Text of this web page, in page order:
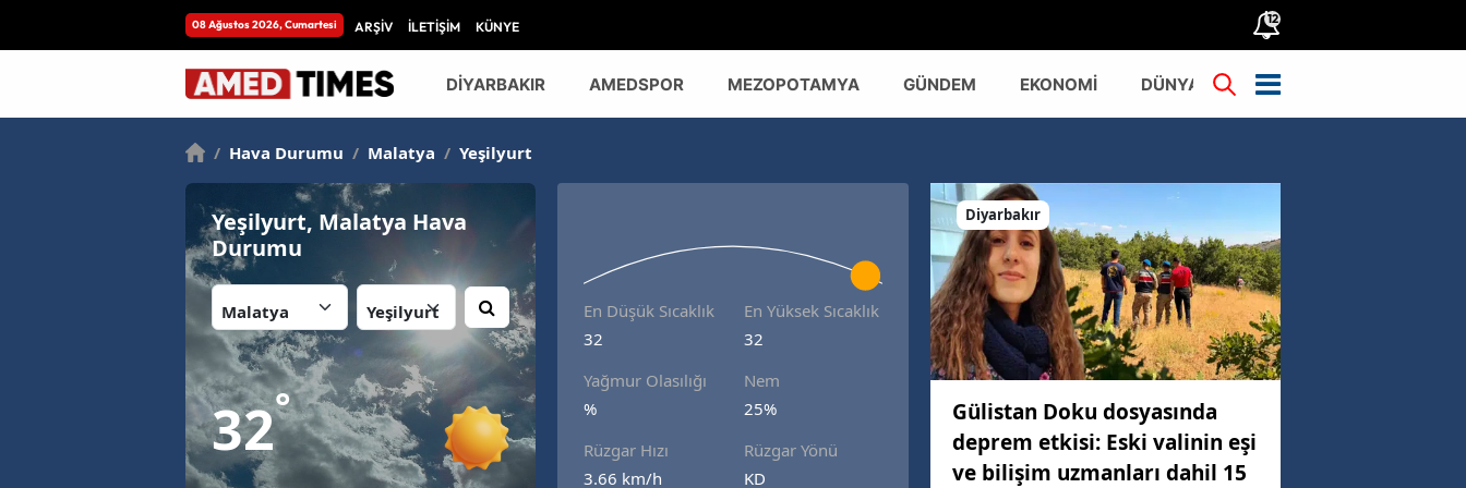
08 Ağustos 2026, Cumartesi ARŞİV İLETİŞİM KÜNYE 12
DİYARBAKIR AMEDSPOR MEZOPOTAMYA GÜNDEM EKONOMİ DÜNYA TÜRKİYE
/ Hava Durumu / Malatya / Yeşilyurt
Yeşilyurt, Malatya Hava
Durumu
32°
En Düşük Sıcaklık
32
En Yüksek Sıcaklık
32
Yağmur Olasılığı
%
Nem
25%
Rüzgar Hızı
3.66 km/h
Rüzgar Yönü
KD
Diyarbakır
Gülistan Doku dosyasında
deprem etkisi: Eski valinin eşi
ve bilişim uzmanları dahil 15